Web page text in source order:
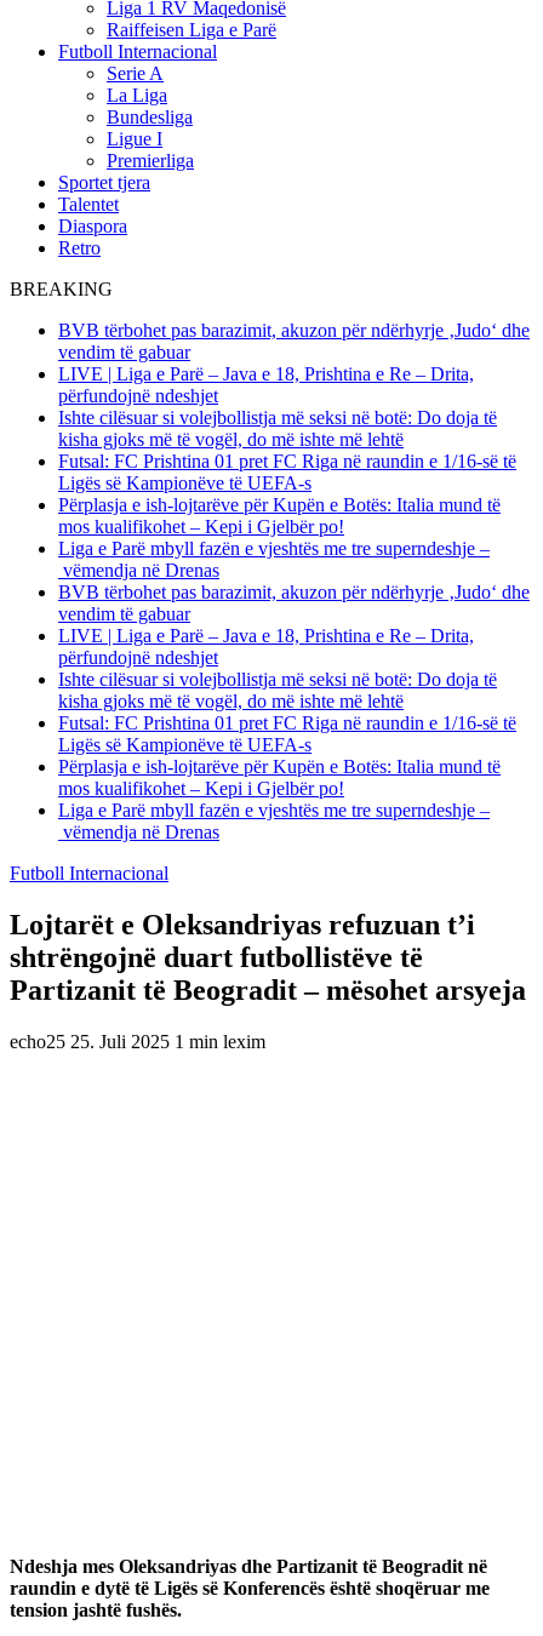
Liga 1 RV Maqedonisë
Raiffeisen Liga e Parë
Futboll Internacional
Serie A
La Liga
Bundesliga
Ligue I
Premierliga
Sportet tjera
Talentet
Diaspora
Retro
BREAKING
BVB tërbohet pas barazimit, akuzon për ndërhyrje ‚Judo‘ dhe
vendim të gabuar
LIVE | Liga e Parë – Java e 18, Prishtina e Re – Drita,
përfundojnë ndeshjet
Ishte cilësuar si volejbollistja më seksi në botë: Do doja të
kisha gjoks më të vogël, do më ishte më lehtë
Futsal: FC Prishtina 01 pret FC Riga në raundin e 1/16-së të
Ligës së Kampionëve të UEFA-s
Përplasja e ish-lojtarëve për Kupën e Botës: Italia mund të
mos kualifikohet – Kepi i Gjelbër po!
Liga e Parë mbyll fazën e vjeshtës me tre superndeshje –
vëmendja në Drenas
BVB tërbohet pas barazimit, akuzon për ndërhyrje ‚Judo‘ dhe
vendim të gabuar
LIVE | Liga e Parë – Java e 18, Prishtina e Re – Drita,
përfundojnë ndeshjet
Ishte cilësuar si volejbollistja më seksi në botë: Do doja të
kisha gjoks më të vogël, do më ishte më lehtë
Futsal: FC Prishtina 01 pret FC Riga në raundin e 1/16-së të
Ligës së Kampionëve të UEFA-s
Përplasja e ish-lojtarëve për Kupën e Botës: Italia mund të
mos kualifikohet – Kepi i Gjelbër po!
Liga e Parë mbyll fazën e vjeshtës me tre superndeshje –
vëmendja në Drenas
Futboll Internacional
Lojtarët e Oleksandriyas refuzuan t’i
shtrëngojnë duart futbollistëve të
Partizanit të Beogradit – mësohet arsyeja
echo25 25. Juli 2025 1 min lexim
Ndeshja mes Oleksandriyas dhe Partizanit të Beogradit në
raundin e dytë të Ligës së Konferencës është shoqëruar me
tension jashtë fushës.